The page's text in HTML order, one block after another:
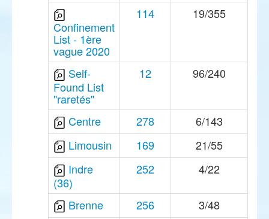
Confinement
List - 1ère
vague 2020
114 19/355
Self-
Found List
"raretés"
12 96/240
Centre 278
6/143
Limousin
169
21/55
Indre
(36)
252 4/22
Brenne 256 3/48